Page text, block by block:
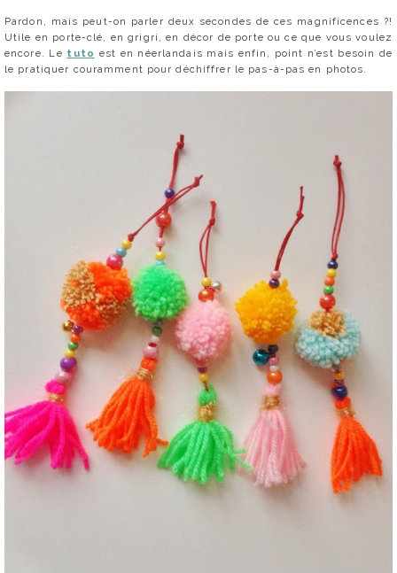
Pardon, mais peut-on parler deux secondes de ces magnificences ?!
Utile en porte-clé, en grigri, en décor de porte ou ce que vous voulez
encore. Le tuto est en néerlandais mais enfin, point n’est besoin de
le pratiquer couramment pour déchiffrer le pas-à-pas en photos.